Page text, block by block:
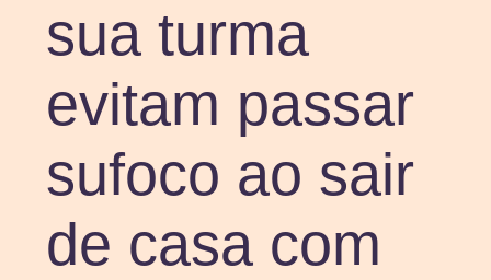
sua turma
evitam passar
sufoco ao sair
de casa com